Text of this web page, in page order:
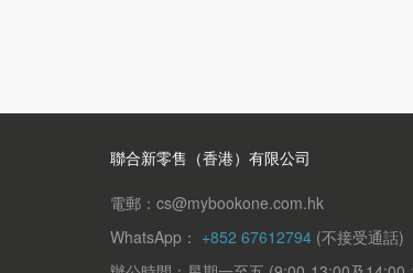
《哈小浪上學記》系列
《哈小浪奇遇記》系列
《哈小浪一家》系列
聯合新零售（香港）有限公司
電郵：cs@mybookone.com.hk
WhatsApp： +852 67612794 (不接受通話)